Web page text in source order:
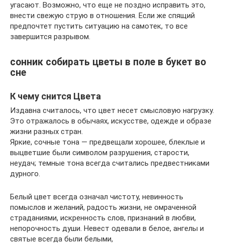
угасают. Возможно, что еще не поздно исправить это,
внести свежую струю в отношения. Если же спящий
предпочтет пустить ситуацию на самотек, то все
завершится разрывом.
сонник собирать цветы в поле в букет во
сне
К чему снится Цвета
Издавна считалось, что цвет несет смысловую нагрузку.
Это отражалось в обычаях, искусстве, одежде и образе
жизни разных стран.
Яркие, сочные тона — предвещали хорошее, блеклые и
выцветшие были символом разрушения, старости,
неудач; темные тона всегда считались предвестниками
дурного.
Белый цвет всегда означал чистоту, невинность
помыслов и желаний, радость жизни, не омраченной
страданиями, искренность слов, признаний в любви,
непорочность души. Невест одевали в белое, ангелы и
святые всегда были белыми,